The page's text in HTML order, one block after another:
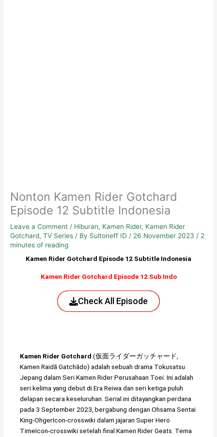
Nonton Kamen Rider Gotchard
Episode 12 Subtitle Indonesia
Leave a Comment / Hiburan, Kamen Rider, Kamen Rider
Gotchard,TV Series / By Sultoneff ID/ 26 November 2023/ 2
minutes of reading
Kamen Rider Gotchard Episode 12 Subtitle Indonesia
Kamen Rider Gotchard Episode 12 Sub Indo
Check All Episode
Kamen Rider Gotchard (仮面ライダーガッチャード,
Kamen Raidā Gatchādo) adalah sebuah drama Tokusatsu
Jepang dalam Seri Kamen Rider Perusahaan Toei. Ini adalah
seri kelima yang debut di Era Reiwa dan seri ketiga puluh
delapan secara keseluruhan. Serial ini ditayangkan perdana
pada 3 September 2023, bergabung dengan Ohsama Sentai
King-OhgerIcon-crosswiki dalam jajaran Super Hero
TimeIcon-crosswiki setelah final Kamen Rider Geats. Tema